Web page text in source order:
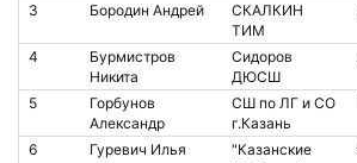
3 Бородин Андрей
СКАЛКИН
ТИМ
4
Бурмистров
Никита
Сидоров
ДЮСШ
5
Горбунов
Александр
СШ по ЛГ и СО
г.Казань
6 Гуревич Илья
"Казанские